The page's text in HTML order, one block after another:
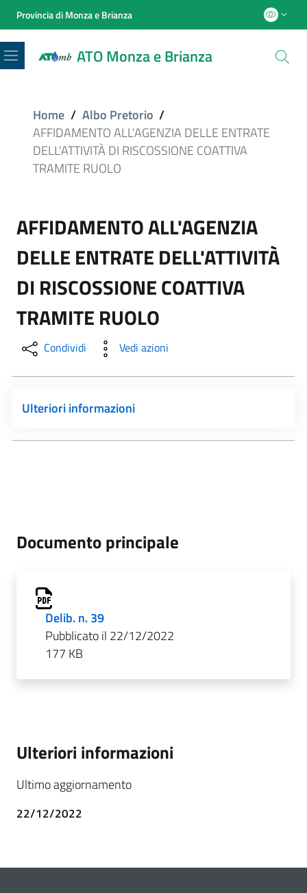
Provincia di Monza e Brianza
ATO Monza e Brianza
Menu
Home / Albo Pretorio /
AFFIDAMENTO ALL'AGENZIA DELLE ENTRATE
DELL'ATTIVITÀ DI RISCOSSIONE COATTIVA
TRAMITE RUOLO
AFFIDAMENTO ALL'AGENZIA
DELLE ENTRATE DELL'ATTIVITÀ
DI RISCOSSIONE COATTIVA
TRAMITE RUOLO
Condividi Vedi azioni
Ulteriori informazioni
Documento principale
Delib. n. 39
Pubblicato il 22/12/2022
177 KB
Ulteriori informazioni
Ultimo aggiornamento
22/12/2022